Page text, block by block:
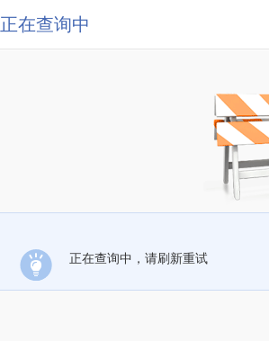
正在查询中
正在查询中，请刷新重试